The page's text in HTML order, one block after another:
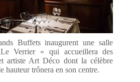
Buffets inaugurent une salle
Verrier » qui accueillera des
artiste Art Déco dont la célèbre
hauteur trônera en son centre.